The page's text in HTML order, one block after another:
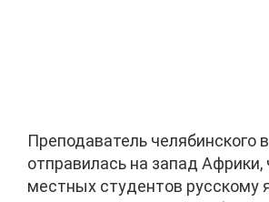
Преподаватель челябинского
отправилась на запад
местных студентов русскому